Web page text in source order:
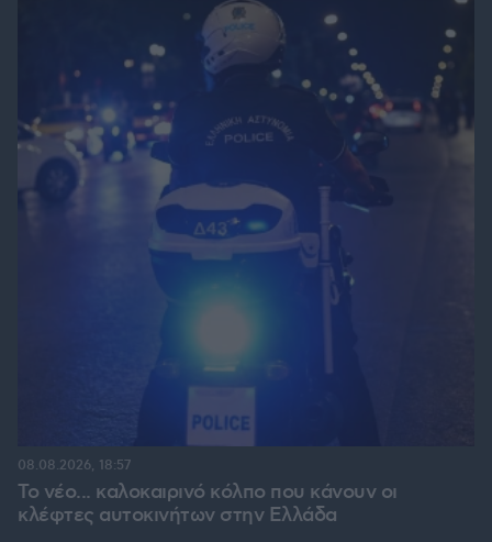
Το νέο... καλοκαιρινό κόλπο που κάνουν οι
κλέφτες αυτοκινήτων στην Ελλάδα
08.08.2026, 18:57